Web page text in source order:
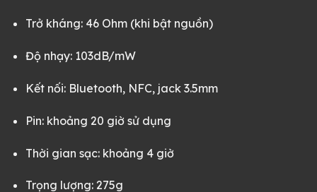
Trở kháng: 46 Ohm (khi bật nguồn)
Độ nhạy: 103dB/mW
Kết nối: Bluetooth, NFC, jack 3.5mm
Pin: khoảng 20 giờ sử dụng
Thời gian sạc: khoảng 4 giờ
Trọng lượng: 275g